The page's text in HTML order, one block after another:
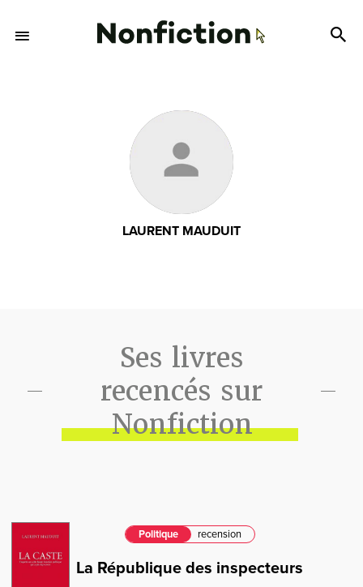
LAURENT MAUDUIT
Ses livres
recencés sur
Nonfiction
Politique recension
La République des inspecteurs